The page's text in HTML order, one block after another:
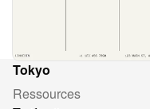
Tokyo
Ressources